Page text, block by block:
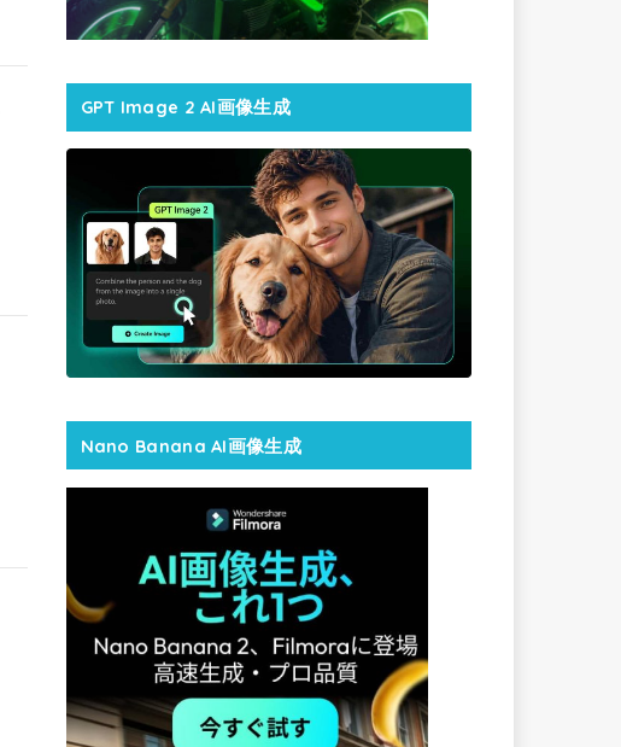
GPT Image 2 AI画像生成
Nano Banana AI画像生成